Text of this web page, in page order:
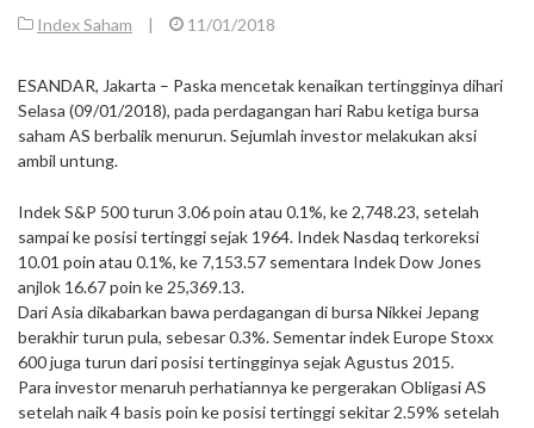
Index Saham | 11/01/2018
ESANDAR, Jakarta – Paska mencetak kenaikan tertingginya dihari
Selasa (09/01/2018), pada perdagangan hari Rabu ketiga bursa
saham AS berbalik menurun. Sejumlah investor melakukan aksi
ambil untung.
Indek S&P 500 turun 3.06 poin atau 0.1%, ke 2,748.23, setelah
sampai ke posisi tertinggi sejak 1964. Indek Nasdaq terkoreksi
10.01 poin atau 0.1%, ke 7,153.57 sementara Indek Dow Jones
anjlok 16.67 poin ke 25,369.13.
Dari Asia dikabarkan bawa perdagangan di bursa Nikkei Jepang
berakhir turun pula, sebesar 0.3%. Sementar indek Europe Stoxx
600 juga turun dari posisi tertingginya sejak Agustus 2015.
Para investor menaruh perhatiannya ke pergerakan Obligasi AS
setelah naik 4 basis poin ke posisi tertinggi sekitar 2.59% setelah